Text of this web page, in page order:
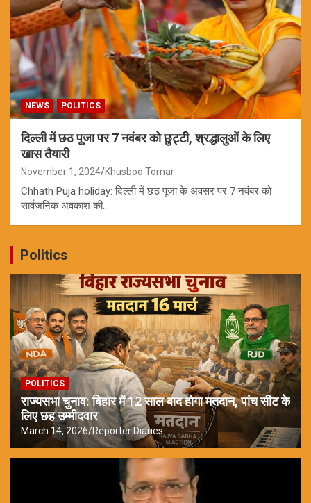
NEWS POLITICS
दिल्ली में छठ पूजा पर 7 नवंबर को छुट्टी, श्रद्धालुओं के लिए
खास तैयारी
November 1, 2024 Khusboo Tomar
Chhath Puja holiday: दिल्ली में छठ पूजा के अवसर पर 7 नवंबर को
सार्वजनिक अवकाश की…
Politics
POLITICS
राज्यसभा चुनाव: बिहार में 12 साल बाद होगा मतदान, पांच सीट के
लिए छह उम्मीदवार
March 14, 2026 Reporter Diaries